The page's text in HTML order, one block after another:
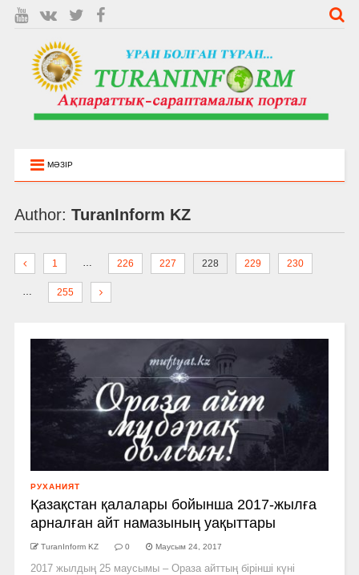
МӘЗІР
Author: TuranInform KZ
1 226 227 228 229 230
255
РУХАНИЯТ
Қазақстан қалалары бойынша 2017-жылға
арналған айт намазының уақыттары
TuranInform KZ 0 Маусым 24, 2017
2017 жылдың 25 маусымы – Ораза айттың бірінші күні